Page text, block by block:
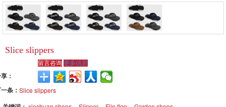
Slice slippers
留言咨询 更多信息
：
条： Slice slippers